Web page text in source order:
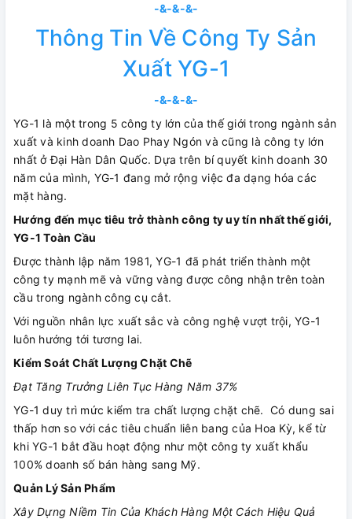
-&-&-&-
Thông Tin Về Công Ty Sản
Xuất YG-1
-&-&-&-
YG-1 là một trong 5 công ty lớn của thế giới trong ngành sản
xuất và kinh doanh Dao Phay Ngón và cũng là công ty lớn
nhất ở Đại Hàn Dân Quốc. Dựa trên bí quyết kinh doanh 30
năm của mình, YG-1 đang mở rộng việc đa dạng hóa các
mặt hàng.
Hướng đến mục tiêu trở thành công ty uy tín nhất thế giới,
YG-1 Toàn Cầu
Được thành lập năm 1981, YG-1 đã phát triển thành một
công ty mạnh mẽ và vững vàng được công nhận trên toàn
cầu trong ngành công cụ cắt.
Với nguồn nhân lực xuất sắc và công nghệ vượt trội, YG-1
luôn hướng tới tương lai.
Kiểm Soát Chất Lượng Chặt Chẽ
Đạt Tăng Trưởng Liên Tục Hàng Năm 37%
YG-1 duy trì mức kiểm tra chất lượng chặt chẽ. Có dung sai
thấp hơn so với các tiêu chuẩn liên bang của Hoa Kỳ, kể từ
khi YG-1 bắt đầu hoạt động như một công ty xuất khẩu
100% doanh số bán hàng sang Mỹ.
Quản Lý Sản Phẩm
Xây Dựng Niềm Tin Của Khách Hàng Một Cách Hiệu Quả